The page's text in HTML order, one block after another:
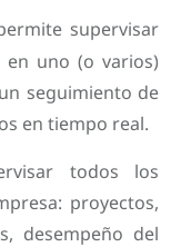
supervisar
uno (o varios)
seguimiento de
en tiempo real.
todos los
proyectos,
desempeño del